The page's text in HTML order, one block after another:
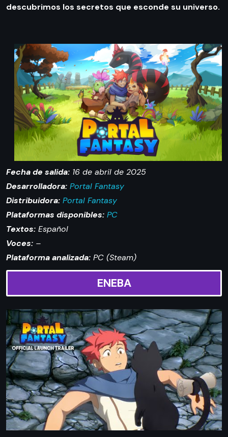
descubrimos los secretos que esconde su universo.
Fecha de salida: 16 de abril de 2025
Desarrolladora: Portal Fantasy
Distribuidora: Portal Fantasy
Plataformas disponibles: PC
Textos: Español
Voces: –
Plataforma analizada: PC (Steam)
ENEBA